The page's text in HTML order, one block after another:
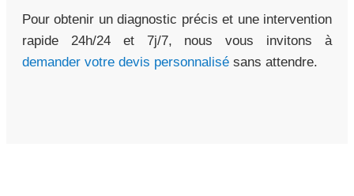
Pour obtenir un diagnostic précis et une intervention
rapide 24h/24 et 7j/7, nous vous invitons à
demander votre devis personnalisé sans attendre.